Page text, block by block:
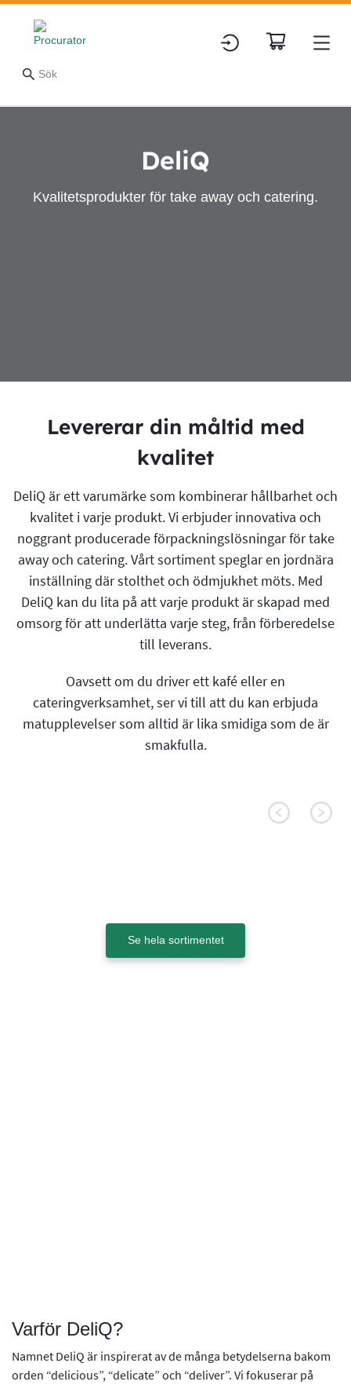
DeliQ
Kvalitetsprodukter för take away och catering.
Levererar din måltid med
kvalitet
DeliQ är ett varumärke som kombinerar hållbarhet och
kvalitet i varje produkt. Vi erbjuder innovativa och
noggrant producerade förpackningslösningar för take
away och catering. Vårt sortiment speglar en jordnära
inställning där stolthet och ödmjukhet möts. Med
DeliQ kan du lita på att varje produkt är skapad med
omsorg för att underlätta varje steg, från förberedelse
till leverans.
Oavsett om du driver ett kafé eller en
cateringverksamhet, ser vi till att du kan erbjuda
matupplevelser som alltid är lika smidiga som de är
smakfulla.
Se hela sortimentet
Varför DeliQ?
Namnet DeliQ är inspirerat av de många betydelserna bakom
orden “delicious”, “delicate” och “deliver”. Vi fokuserar på